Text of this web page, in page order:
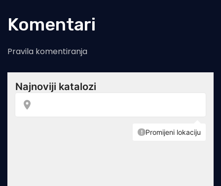
Komentari
Pravila komentiranja